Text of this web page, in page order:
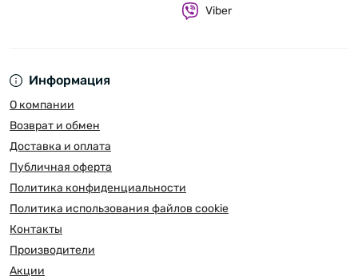
Информация
О компании
Возврат и обмен
Доставка и оплата
Публичная оферта
Политика конфиденциальности
Политика использования файлов cookie
Контакты
Производители
Акции
Viber